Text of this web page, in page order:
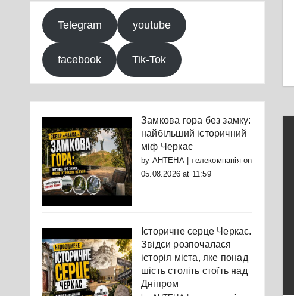
Telegram youtube
facebook Tik-Tok
Замкова гора без замку:
найбільший історичний
міф Черкас
by АНТЕНА | телекомпаніяon
05.08.2026 at 11:59
Історичне серце Черкас.
Звідси розпочалася
історія міста, яке понад
шість століть стоїть над
Дніпром